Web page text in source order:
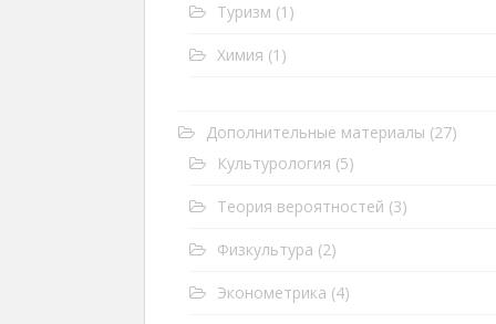
Туризм (1)
Химия (1)
Дополнительные материалы (27)
Культурология (5)
Теория вероятностей (3)
Физкультура (2)
Эконометрика (4)